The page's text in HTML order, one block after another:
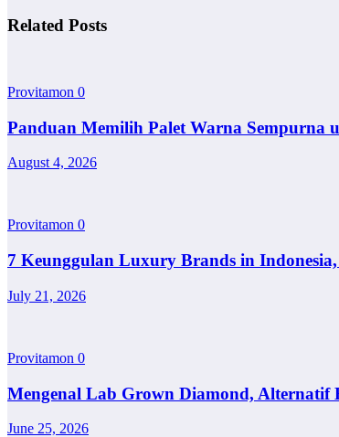
Related Posts
Provitamon 0
Panduan Memilih Palet Warna
August 4, 2026
Provitamon 0
7 Keunggulan Luxury Brands in
July 21, 2026
Provitamon 0
Mengenal Lab Grown Diamond, Alternatif
June 25, 2026